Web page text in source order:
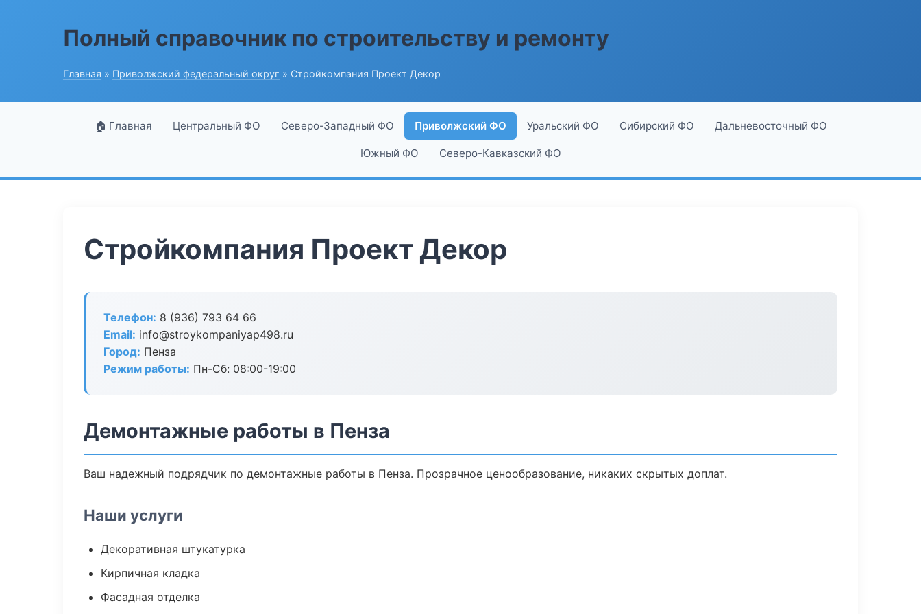
Полный справочник по строительству и ремонту
Главная » Приволжский федеральный округ » Стройкомпания Проект Декор
🏠 Главная Центральный ФО Северо-Западный ФО Приволжский ФО Уральский ФО Сибирский ФО Дальневосточный ФО
Южный ФО Северо-Кавказский ФО
Стройкомпания Проект Декор
Телефон: 8 (936) 793 64 66
Email: info@stroykompaniyap498.ru
Город: Пенза
Режим работы: Пн-Сб: 08:00-19:00
Демонтажные работы в Пенза
Ваш надежный подрядчик по демонтажные работы в Пенза. Прозрачное ценообразование, никаких скрытых доплат.
Наши услуги
Декоративная штукатурка
Кирпичная кладка
Фасадная отделка